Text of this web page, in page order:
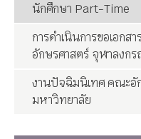
นักศึกษา Part-Time
การดำเนินการขอเอก
อักษรศาสตร์ จุฬาลงก
งานปัจฉิมนิเทศ คณะอั
มหาวิทยาลัย